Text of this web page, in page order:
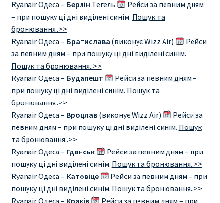
Ryanair Одеса – Берлін Тегель
Рейси за певним дням
– при пошуку ці дні виділені синім. Пошук та
бронювання..>>
Ryanair Одеса – Братислава (виконує Wizz Air)
Рейси
за певним дням – при пошуку ці дні виділені синім.
Пошук та бронювання..>>
Ryanair Одеса – Будапешт
Рейси за певним дням –
при пошуку ці дні виділені синім. Пошук та
бронювання..>>
Ryanair Одеса – Вроцлав(виконує Wizz Air)
Рейси за
певним дням – при пошуку ці дні виділені синім. Пошук
та бронювання..>>
Ryanair Одеса – Гданськ
Рейси за певним дням – при
пошуку ці дні виділені синім. Пошук та бронювання..>>
Ryanair Одеса – Катовіце
Рейси за певним дням – при
пошуку ці дні виділені синім. Пошук та бронювання..>>
Ryanair Одеса – Краків Рейси за певним дням – при